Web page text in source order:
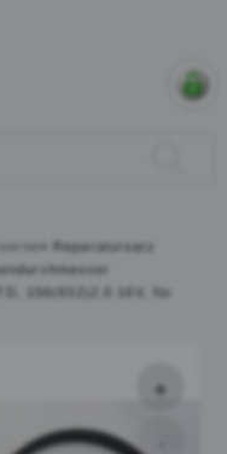
»
Reparatursatz
156(932)2.0 16V, für